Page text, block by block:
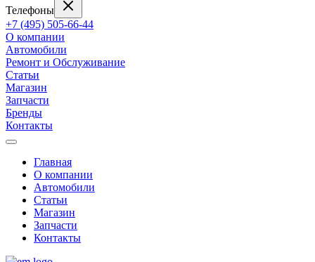
Телефоны
+7 (495) 505-66-44
О компании
Автомобили
Ремонт и Обслуживание
Статьи
Магазин
Запчасти
Бренды
Контакты
Главная
О компании
Автомобили
Статьи
Магазин
Запчасти
Контакты